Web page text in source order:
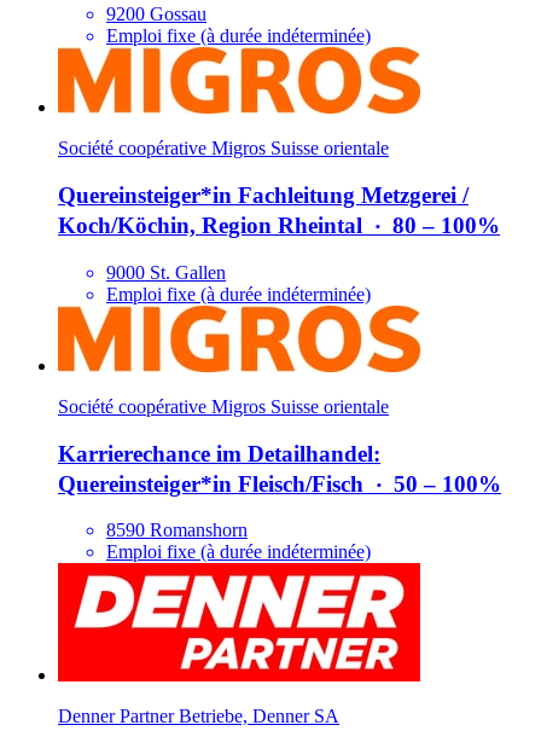
9200 Gossau
Emploi fixe (à durée indéterminée)
Société coopérative Migros Suisse orientale
Quereinsteiger*​in Fachleitung Metzgerei /​
Koch/​Köchin, Region Rheintal ‧ 80 – 100%
9000 St. Gallen
Emploi fixe (à durée indéterminée)
Société coopérative Migros Suisse orientale
Karrierechance im Detailhandel:
Quereinsteiger*​in Fleisch/​Fisch ‧ 50 – 100%
8590 Romanshorn
Emploi fixe (à durée indéterminée)
Denner Partner Betriebe, Denner SA